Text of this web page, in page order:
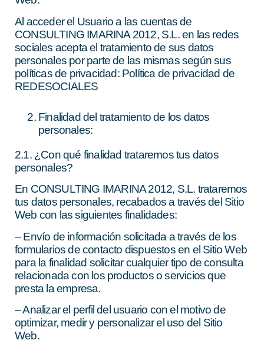
Al acceder el Usuario a las cuentas de
CONSULTING IMARINA 2012, S.L. en las redes
sociales acepta el tratamiento de sus datos
personales por parte de las mismas según sus
políticas de privacidad: Política de privacidad de
REDESOCIALES
Finalidad del tratamiento de los datos
personales:
2.1. ¿Con qué finalidad trataremos tus datos
personales?
En CONSULTING IMARINA 2012, S.L. trataremos
tus datos personales, recabados a través del Sitio
Web con las siguientes finalidades:
– Envío de información solicitada a través de los
formularios de contacto dispuestos en el Sitio Web
para la finalidad solicitar cualquier tipo de consulta
relacionada con los productos o servicios que
presta la empresa.
– Analizar el perfil del usuario con el motivo de
optimizar, medir y personalizar el uso del Sitio
Web.